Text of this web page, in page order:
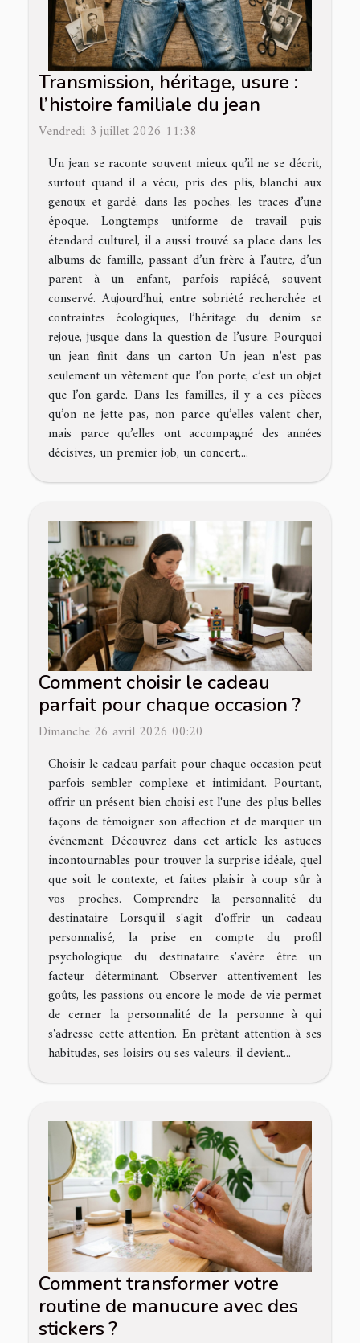
Transmission, héritage, usure :
l’histoire familiale du jean
Vendredi 3 juillet 2026 11:38
Un jean se raconte souvent mieux qu’il ne se décrit,
surtout quand il a vécu, pris des plis, blanchi aux
genoux et gardé, dans les poches, les traces d’une
époque. Longtemps uniforme de travail puis
étendard culturel, il a aussi trouvé sa place dans les
albums de famille, passant d’un frère à l’autre, d’un
parent à un enfant, parfois rapiécé, souvent
conservé. Aujourd’hui, entre sobriété recherchée et
contraintes écologiques, l’héritage du denim se
rejoue, jusque dans la question de l’usure. Pourquoi
un jean finit dans un carton Un jean n’est pas
seulement un vêtement que l’on porte, c’est un objet
que l’on garde. Dans les familles, il y a ces pièces
qu’on ne jette pas, non parce qu’elles valent cher,
mais parce qu’elles ont accompagné des années
décisives, un premier job, un concert,...
Comment choisir le cadeau
parfait pour chaque occasion ?
Dimanche 26 avril 2026 00:20
Choisir le cadeau parfait pour chaque occasion peut
parfois sembler complexe et intimidant. Pourtant,
offrir un présent bien choisi est l'une des plus belles
façons de témoigner son affection et de marquer un
événement. Découvrez dans cet article les astuces
incontournables pour trouver la surprise idéale, quel
que soit le contexte, et faites plaisir à coup sûr à
vos proches. Comprendre la personnalité du
destinataire Lorsqu'il s'agit d'offrir un cadeau
personnalisé, la prise en compte du profil
psychologique du destinataire s'avère être un
facteur déterminant. Observer attentivement les
goûts, les passions ou encore le mode de vie permet
de cerner la personnalité de la personne à qui
s'adresse cette attention. En prêtant attention à ses
habitudes, ses loisirs ou ses valeurs, il devient...
Comment transformer votre
routine de manucure avec des
stickers ?